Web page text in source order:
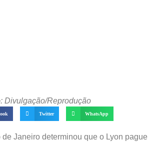
Divulgação/Reprodução
Twitter WhatsApp
Janeiro determinou que o Lyon pague